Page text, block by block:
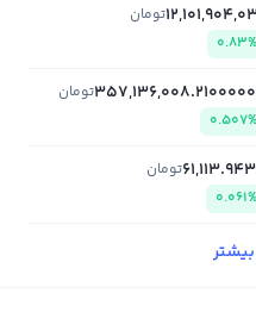
تومان
0.83%
تومان
0.507%
تومان
0.061%